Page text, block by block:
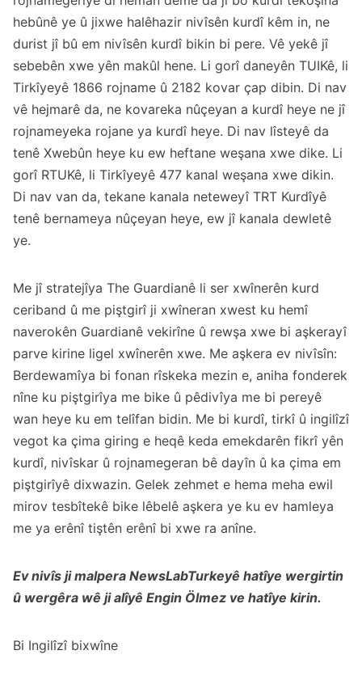
hebûnê ye û jixwe halêhazir nivîsên kurdî kêm in, ne
durist jî bû em nivîsên kurdî bikin bi pere. Vê yekê jî
sebebên xwe yên makûl hene. Li gorî daneyên TUIKê, li
Tirkîyeyê 1866 rojname û 2182 kovar çap dibin. Di nav
vê hejmarê da, ne kovareka nûçeyan a kurdî heye ne jî
rojnameyeka rojane ya kurdî heye. Di nav lîsteyê da
tenê Xwebûn heye ku ew heftane weşana xwe dike. Li
gorî RTUKê, li Tirkîyeyê 477 kanal weşana xwe dikin.
Di nav van da, tekane kanala neteweyî TRT Kurdîyê
tenê bernameya nûçeyan heye, ew jî kanala dewletê
ye.
Me jî stratejîya The Guardianê li ser xwînerên kurd
ceriband û me piştgirî ji xwîneran xwest ku hemî
naverokên Guardianê vekirîne û rewşa xwe bi aşkerayî
parve kirine ligel xwînerên xwe. Me aşkera ev nivîsîn:
Berdewamîya bi fonan rîskeka mezin e, aniha fonderek
nîne ku piştgirîya me bike û pêdivîya me bi pereyê
wan heye ku em telîfan bidin. Me bi kurdî, tirkî û ingilîzî
vegot ka çima giring e heqê keda emekdarên fikrî yên
kurdî, nivîskar û rojnamegeran bê dayîn û ka çima em
piştgirîyê dixwazin. Gelek zehmet e hema meha ewil
mirov tesbîtekê bike lêbelê aşkera ye ku ev hamleya
me ya erênî tiştên erênî bi xwe ra anîne.
Ev nivîs ji malpera NewsLabTurkeyê hatîye wergirtin
û wergêra wê ji alîyê Engin Ölmez ve hatîye kirin.
Bi Ingilîzî bixwîne